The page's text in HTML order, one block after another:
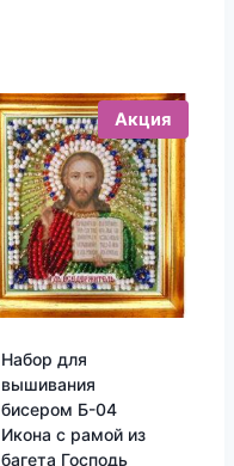
Акция
Набор для
вышивания
бисером Б-04
Икона с рамой из
багета Господь